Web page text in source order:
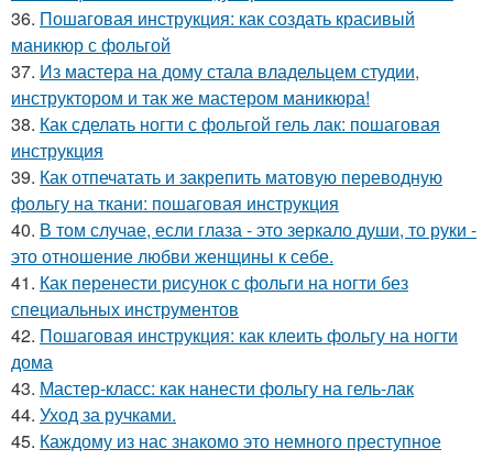
36. Пошаговая инструкция: как создать красивый
маникюр с фольгой
37. Из мастера на дому стала владельцем студии,
инструктором и так же мастером маникюра!
38. Как сделать ногти с фольгой гель лак: пошаговая
инструкция
39. Как отпечатать и закрепить матовую переводную
фольгу на ткани: пошаговая инструкция
40. В том случае, если глаза - это зеркало души, то руки -
это отношение любви женщины к себе.
41. Как перенести рисунок с фольги на ногти без
специальных инструментов
42. Пошаговая инструкция: как клеить фольгу на ногти
дома
43. Мастер-класс: как нанести фольгу на гель-лак
44. Уход за ручками.
45. Каждому из нас знакомо это немного преступное